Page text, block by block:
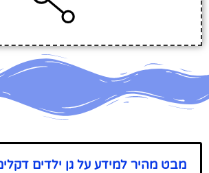
מבט מהיר למידע על גן ילדים דקלים